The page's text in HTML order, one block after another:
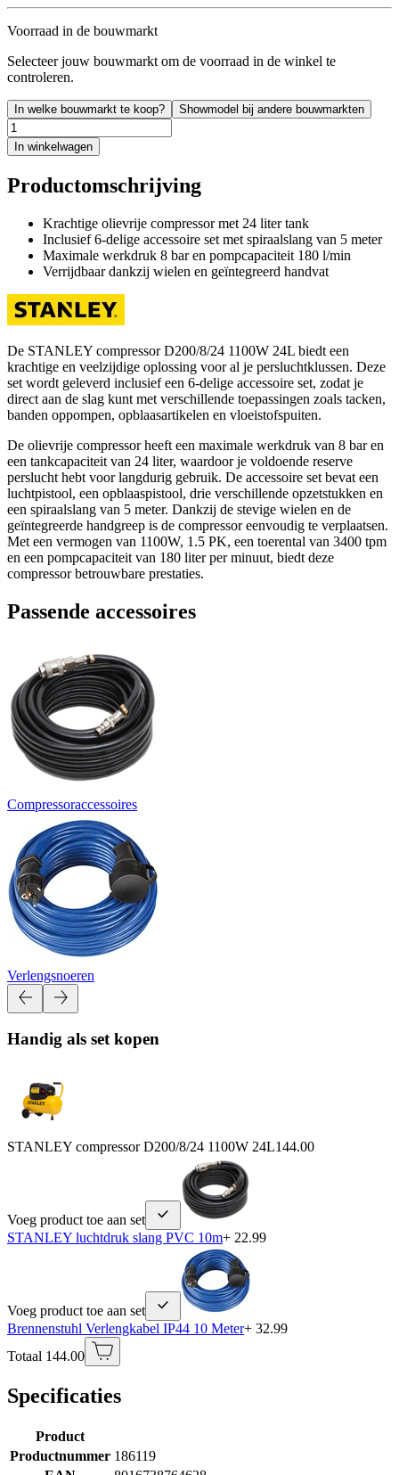
Voorraad in de bouwmarkt
Selecteer jouw bouwmarkt om de voorraad in de winkel te
controleren.
In welke bouwmarkt te koop? Showmodel bij andere bouwmarkten
In winkelwagen
Productomschrijving
Krachtige olievrije compressor met 24 liter tank
Inclusief 6-delige accessoire set met spiraalslang van 5 meter
Maximale werkdruk 8 bar en pompcapaciteit 180 l/min
Verrijdbaar dankzij wielen en geïntegreerd handvat
De STANLEY compressor D200/8/24 1100W 24L biedt een
krachtige en veelzijdige oplossing voor al je persluchtklussen. Deze
set wordt geleverd inclusief een 6-delige accessoire set, zodat je
direct aan de slag kunt met verschillende toepassingen zoals tacken,
banden oppompen, opblaasartikelen en vloeistofspuiten.
De olievrije compressor heeft een maximale werkdruk van 8 bar en
een tankcapaciteit van 24 liter, waardoor je voldoende reserve
perslucht hebt voor langdurig gebruik. De accessoire set bevat een
luchtpistool, een opblaaspistool, drie verschillende opzetstukken en
een spiraalslang van 5 meter. Dankzij de stevige wielen en de
geïntegreerde handgreep is de compressor eenvoudig te verplaatsen.
Met een vermogen van 1100W, 1.5 PK, een toerental van 3400 tpm
en een pompcapaciteit van 180 liter per minuut, biedt deze
compressor betrouwbare prestaties.
Passende accessoires
Compressoraccessoires
Verlengsnoeren
Handig als set kopen
STANLEY compressor D200/8/24 1100W 24L144.00
Voeg product toe aan set
STANLEY luchtdruk slang PVC 10m+ 22.99
Voeg product toe aan set
Brennenstuhl Verlengkabel IP44 10 Meter+ 32.99
Totaal 144.00
Specificaties
Product
Productnummer 186119